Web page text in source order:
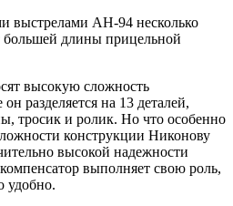
выстрелами АН-94 несколько
большей длины прицельной
высокую сложность
разделяется на 13 деталей,
тросик и ролик. Но что особенно
конструкции Никонову
высокой надежности
выполняет свою роль,
удобно.